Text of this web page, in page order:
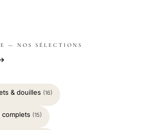
— NOS SÉLECTIONS
& douilles (16)
(15)